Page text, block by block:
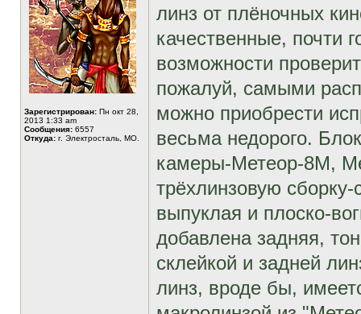
Зарегистрирован: Пн окт 28,
2013 1:33 am
Сообщения: 6557
Откуда: г. Электросталь, МО.
линз от плёночных
качественные, почти
возможности
пожалуй, самыми
можно приобрести
весьма недорого.
камеры-Метеор-8М,
трёхлинзовую
выпуклая и плоско-
добавлена задняя,
склейкой и задней
линз, вроде бы,